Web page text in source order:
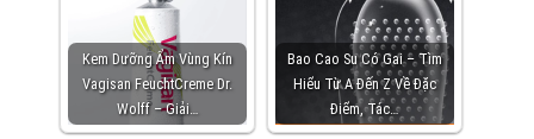
Kem Dưỡng Ẩm Vùng Kín
Vagisan FeuchtCreme Dr.
Wolff – Giải…
Bao Cao Su Có Gai – Tìm
Hiểu Từ A Đến Z Về Đặc
Điểm, Tác…